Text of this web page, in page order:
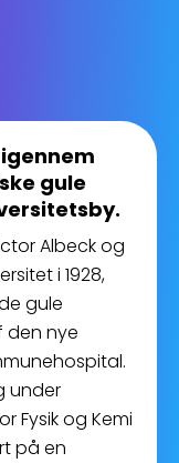
gule
Albeck og
i 1928,
gule
den nye
under
Fysik og Kemi
på en